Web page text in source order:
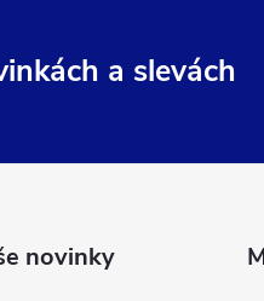
a slevách
novinky